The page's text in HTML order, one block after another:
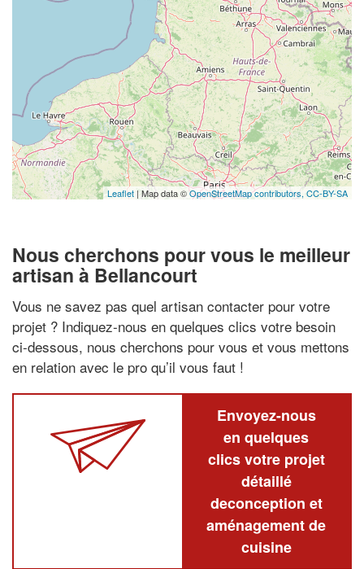
Leaflet | Map data ©OpenStreetMap contributors, CC-BY-SA
Nous cherchons pour vous le meilleur
artisan à Bellancourt
Vous ne savez pas quel artisan contacter pour votre
projet ? Indiquez-nous en quelques clics votre besoin
ci-dessous, nous cherchons pour vous et vous mettons
en relation avec le pro qu’il vous faut !
Envoyez-nous
en quelques
clics votre projet
détaillé
deconception et
aménagement de
cuisine